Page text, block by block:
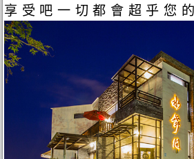
享受吧一切都會超乎您